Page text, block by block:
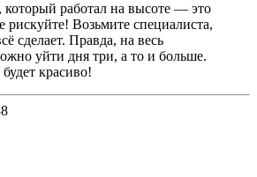
который работал на высоте — это
рискуйте! Возьмите специалиста,
сделает. Правда, на весь
уйти дня три, а то и больше.
красиво!